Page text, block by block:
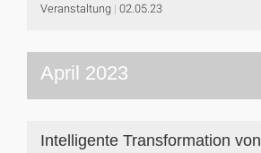
Veranstaltung 02.05.23
April 2023
Intelligente Transformation von